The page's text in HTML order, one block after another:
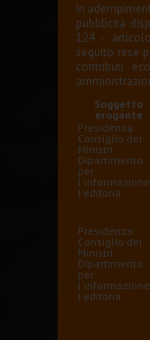
In
pubblicità
124 -
seguito rese
contributi
Soggetto
erogante
Presidenza
Consiglio dei
Ministri
Dipartimento
per
l'editoria
Presidenza
Consiglio dei
Ministri
Dipartimento
per
l'editoria